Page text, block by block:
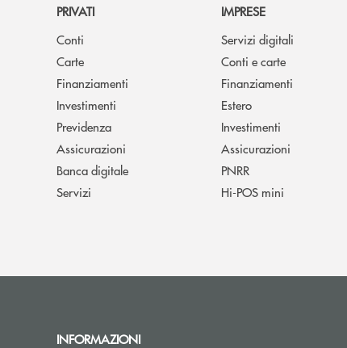
PRIVATI
Conti
Carte
Finanziamenti
Investimenti
Previdenza
Assicurazioni
Banca digitale
Servizi
IMPRESE
Servizi digitali
Conti e carte
Finanziamenti
Estero
Investimenti
Assicurazioni
PNRR
Hi-POS mini
INFORMAZIONI